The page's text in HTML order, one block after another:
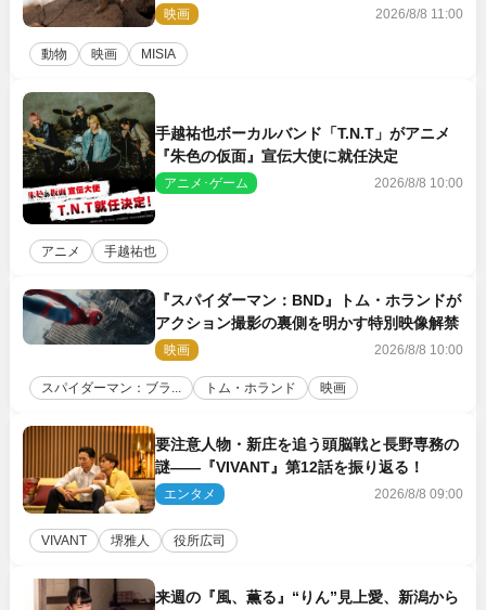
の赤ちゃんが大集合
映画 2026/8/8 11:00
動物 映画 MISIA
手越祐也ボーカルバンド「T.N.T」がアニメ
『朱色の仮面』宣伝大使に就任決定
アニメ･ゲーム 2026/8/8 10:00
アニメ 手越祐也
『スパイダーマン：BND』トム・ホランドが
アクション撮影の裏側を明かす特別映像解禁
映画 2026/8/8 10:00
スパイダーマン：ブラ... トム・ホランド 映画
要注意人物・新庄を追う頭脳戦と長野専務の
謎――『VIVANT』第12話を振り返る！
エンタメ 2026/8/8 09:00
VIVANT 堺雅人 役所広司
来週の『風、薫る』“りん”見上愛、新潟から